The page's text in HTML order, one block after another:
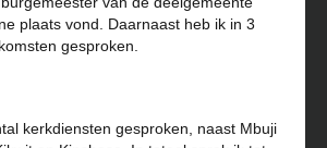
plaats vond. Daarnaast heb ik in 3
gesproken.
kerkdiensten gesproken, naast Mbuji